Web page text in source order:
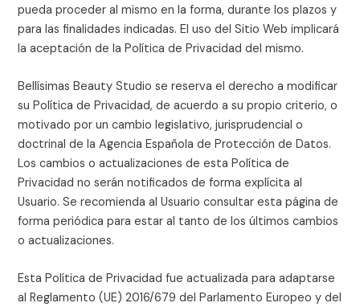
pueda proceder al mismo en la forma, durante los plazos y
para las finalidades indicadas. El uso del Sitio Web implicará
la aceptación de la Política de Privacidad del mismo.
Bellísimas Beauty Studio se reserva el derecho a modificar
su Política de Privacidad, de acuerdo a su propio criterio, o
motivado por un cambio legislativo, jurisprudencial o
doctrinal de la Agencia Española de Protección de Datos.
Los cambios o actualizaciones de esta Política de
Privacidad no serán notificados de forma explícita al
Usuario. Se recomienda al Usuario consultar esta página de
forma periódica para estar al tanto de los últimos cambios
o actualizaciones.
Esta Política de Privacidad fue actualizada para adaptarse
al Reglamento (UE) 2016/679 del Parlamento Europeo y del